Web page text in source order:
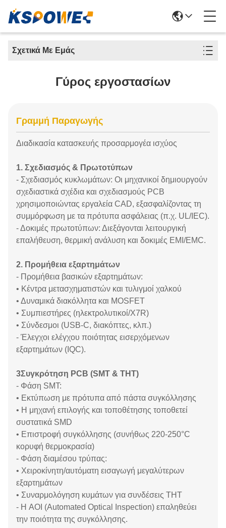
Σχετικά Με Εμάς
Γύρος εργοστασίων
Γραμμή Παραγωγής
Διαδικασία κατασκευής προσαρμογέα ισχύος
1. Σχεδιασμός & Πρωτοτύπων
- Σχεδιασμός κυκλωμάτων: Οι μηχανικοί δημιουργούν
σχεδιαστικά σχέδια και σχεδιασμούς PCB
χρησιμοποιώντας εργαλεία CAD, εξασφαλίζοντας τη
συμμόρφωση με τα πρότυπα ασφάλειας (π.χ. UL/IEC).
- Δοκιμές πρωτοτύπων: Διεξάγονται λειτουργική
επαλήθευση, θερμική ανάλυση και δοκιμές EMI/EMC.
2. Προμήθεια εξαρτημάτων
- Προμήθεια βασικών εξαρτημάτων:
• Κέντρα μετασχηματιστών και τυλιγμοί χαλκού
• Δυναμικά διακόλλητα και MOSFET
• Συμπιεστήρες (ηλεκτρολυτικοί/X7R)
• Σύνδεσμοι (USB-C, διακόπτες, κλπ.)
- Έλεγχοι ελέγχου ποιότητας εισερχόμενων
εξαρτημάτων (IQC).
3Συγκρότηση PCB (SMT & THT)
- Φάση SMT:
• Εκτύπωση με πρότυπα από πάστα συγκόλλησης
• Η μηχανή επιλογής και τοποθέτησης τοποθετεί
συστατικά SMD
• Επιστροφή συγκόλλησης (συνήθως 220-250°C
κορυφή θερμοκρασία)
- Φάση διαμέσου τρύπας:
• Χειροκίνητη/αυτόματη εισαγωγή μεγαλύτερων
εξαρτημάτων
• Συναρμολόγηση κυμάτων για συνδέσεις THT
- Η AOI (Automated Optical Inspection) επαληθεύει
την ποιότητα της συγκόλλησης.